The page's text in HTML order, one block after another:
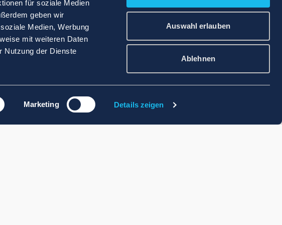
für soziale Medien
geben wir
Medien, Werbung
mit weiteren Daten
Nutzung der Dienste
Marketing Details zeigen
Auswahl erlauben
Ablehnen